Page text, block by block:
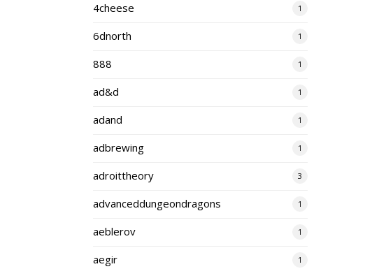
4cheese 1
6dnorth 1
888 1
ad&d 1
adand 1
adbrewing 1
adroittheory 3
advanceddungeondragons 1
aeblerov 1
aegir 1